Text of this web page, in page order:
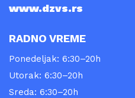
www.dzvs.rs
RADNO VREME
Ponedeljak: 6:30–20h
Utorak: 6:30–20h
Sreda: 6:30–20h